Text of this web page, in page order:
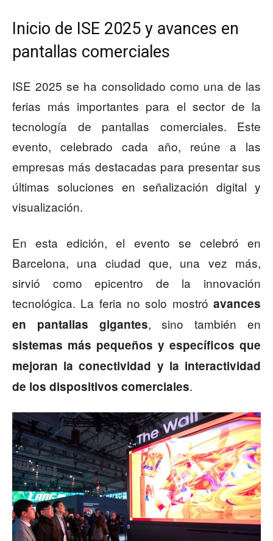
Inicio de ISE 2025 y avances en
pantallas comerciales
ISE 2025 se ha consolidado como una de las
ferias más importantes para el sector de la
tecnología de pantallas comerciales. Este
evento, celebrado cada año, reúne a las
empresas más destacadas para presentar sus
últimas soluciones en señalización digital y
visualización.
En esta edición, el evento se celebró en
Barcelona, una ciudad que, una vez más,
sirvió como epicentro de la innovación
tecnológica. La feria no solo mostró avances
en pantallas gigantes, sino también en
sistemas más pequeños y específicos que
mejoran la conectividad y la interactividad
de los dispositivos comerciales.